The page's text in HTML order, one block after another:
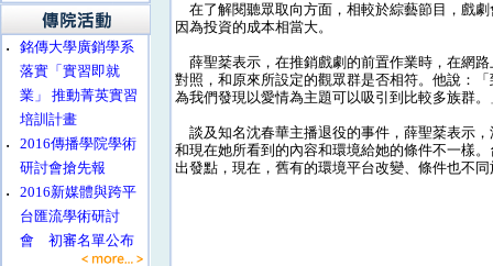
‧
銘傳大學廣銷學系
落實「實習即就
業」 推動菁英實習
培訓計畫
‧
2016傳播學院學術
研討會搶先報
‧
2016新媒體與跨平
台匯流學術研討
會 初審名單公布
在了解閱聽眾取向方面，相較於綜藝節目，戲
因為投資的成本相當大。
薛聖棻表示，在推銷戲劇的前置作業時，在網
對照，和原來所設定的觀眾群是否相符。他說：
為我們發現以愛情為主題可以吸引到比較多族群。
談及知名沈春華主播退役的事件，薛聖棻表示
和現在她所看到的內容和環境給她的條件不一樣
出發點，現在，舊有的環境平台改變、條件也不